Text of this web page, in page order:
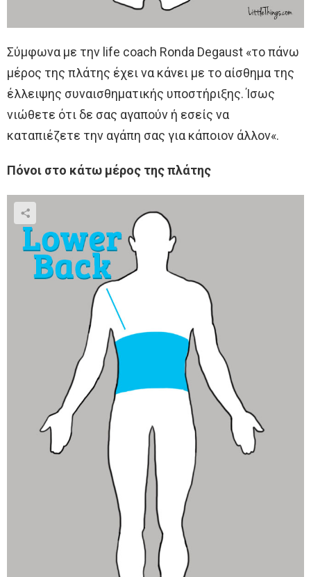
Σύμφωνα με την life coach Ronda Degaust «το πάνω
μέρος της πλάτης έχει να κάνει με το αίσθημα της
έλλειψης συναισθηματικής υποστήριξης. Ίσως
νιώθετε ότι δε σας αγαπούν ή εσείς να
καταπιέζετε την αγάπη σας για κάποιον άλλον«.
Πόνοι στο κάτω μέρος της πλάτης